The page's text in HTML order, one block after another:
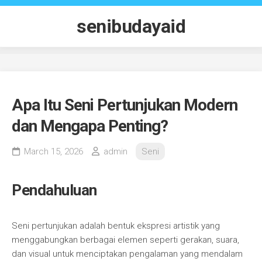
Skip
senibudayaid
Apa Itu Seni Pertunjukan Modern
dan Mengapa Penting?
March 15, 2026 admin Seni
Pendahuluan
Seni pertunjukan adalah bentuk ekspresi artistik yang
menggabungkan berbagai elemen seperti gerakan, suara,
dan visual untuk menciptakan pengalaman yang mendalam